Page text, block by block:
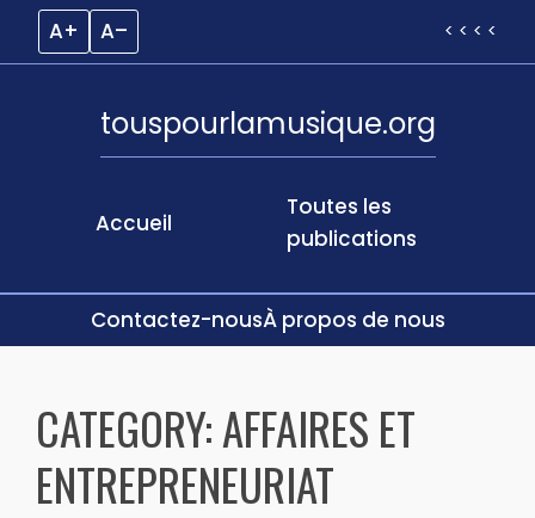
A+ A– < < < <
Accueil
touspourlamusique.org
Toutes les
publications
Contactez-nousÀ propos de nous
contentCATEGORY:AFFAIRES ET
ENTREPRENEURIAT